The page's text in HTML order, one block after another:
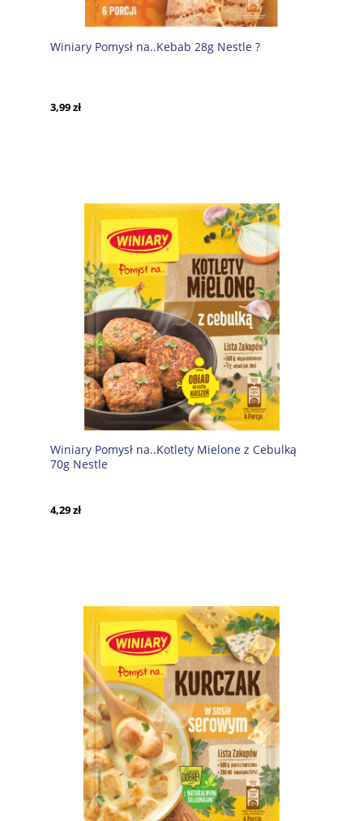
Winiary Pomysł na..Kebab 28g Nestle ?
3,99 zł
Winiary Pomysł na..Kotlety Mielone z Cebulką
70g Nestle
4,29 zł